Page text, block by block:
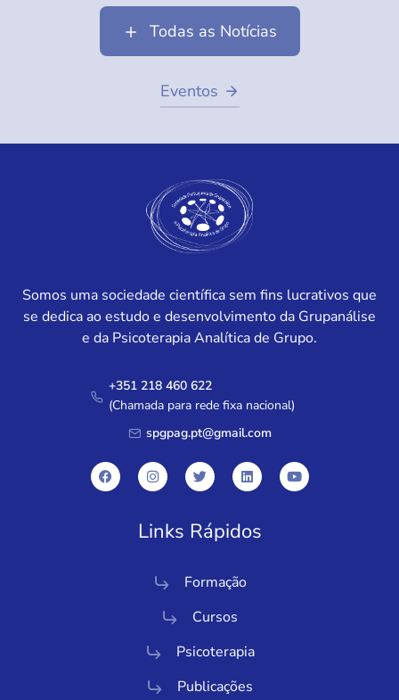
Todas as Notícias
Eventos
Somos uma sociedade científica sem fins lucrativos que
se dedica ao estudo e desenvolvimento da Grupanálise
e da Psicoterapia Analítica de Grupo.
+351 218 460 622
(Chamada para rede fixa nacional)
spgpag.pt@gmail.com
Links Rápidos
Formação
Cursos
Psicoterapia
Publicações